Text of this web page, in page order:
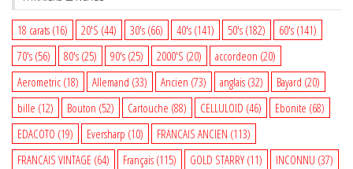
18 carats (16) 20'S (44) 30's (66) 40's (141) 50's (182) 60's (141)
70's (56) 80's (25) 90's (25) 2000'S (20) accordeon (20)
Aerometric (18) Allemand (33) Ancien (73) anglais (32) Bayard (20)
bille (12) Bouton (52) Cartouche (88) CELLULOID (46) Ebonite (68)
EDACOTO (19) Eversharp (10) FRANCAIS ANCIEN (113)
FRANCAIS VINTAGE (64) Français (115) GOLD STARRY (11) INCONNU (37)